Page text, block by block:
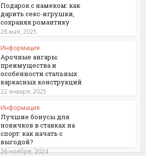
Подарок с намеком: как
дарить секс-игрушки,
сохраняя романтику
28 мая, 2025
Информация
Арочные ангары:
преимущества и
особенности стальных
каркасных конструкций
22 января, 2025
Информация
Лучшие бонусы для
новичков в ставках на
спорт: как начать с
выгодой?
26 ноября, 2024